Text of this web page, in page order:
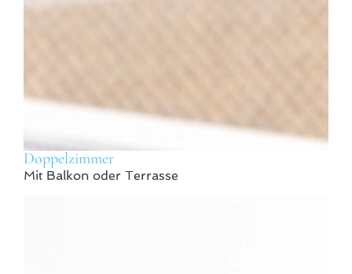
Doppelzimmer
Mit Balkon oder Terrasse